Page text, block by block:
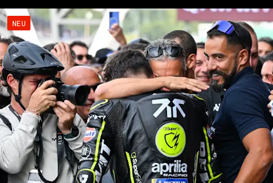
NEU